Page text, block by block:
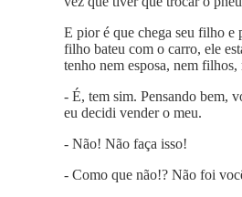
E pior é que chega seu filho e
filho bateu com o carro, ele
tenho nem esposa, nem
- É, tem sim. Pensando bem,
eu decidi vender o meu.
- Não! Não faça isso!
- Como que não!? Não foi